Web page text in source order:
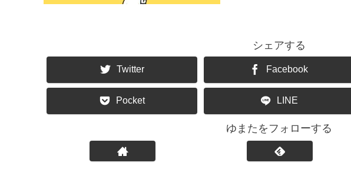
シェアする
Twitter Facebook
Pocket LINE
ゆまたをフォローする